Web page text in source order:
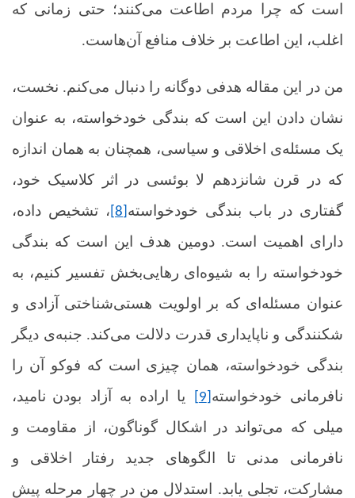
است که چرا مردم اطاعت می‌کنند؛ حتی زمانی که
اغلب، این اطاعت بر خلاف منافع آن‌هاست.
من در این مقاله هدفی دوگانه را دنبال می‌کنم. نخست،
نشان دادن این است که بندگی خودخواسته، به عنوان
یک مسئله‌ی اخلاقی و سیاسی، همچنان به همان اندازه
که در قرن شانزدهم لا بوئسی در اثر کلاسیک خود،
گفتاری در باب بندگی خودخواسته
، تشخیص داده،
دارای اهمیت است. دومین هدف این است که بندگی
خودخواسته را به شیوه‌ای رهایی‌بخش تفسیر کنیم، به
عنوان مسئله‌ای که بر اولویت هستی‌شناختی آزادی و
شکنندگی و ناپایداری قدرت دلالت می‌کند. جنبه‌ی دیگر
بندگی خودخواسته، همان چیزی است که فوکو آن را
نافرمانی خودخواسته
یا اراده به آزاد بودن نامید،
میلی که می‌تواند در اشکال گوناگون، از مقاومت و
نافرمانی مدنی تا الگوهای جدید رفتار اخلاقی و
مشارکت، تجلی یابد. استدلال من در چهار مرحله پیش